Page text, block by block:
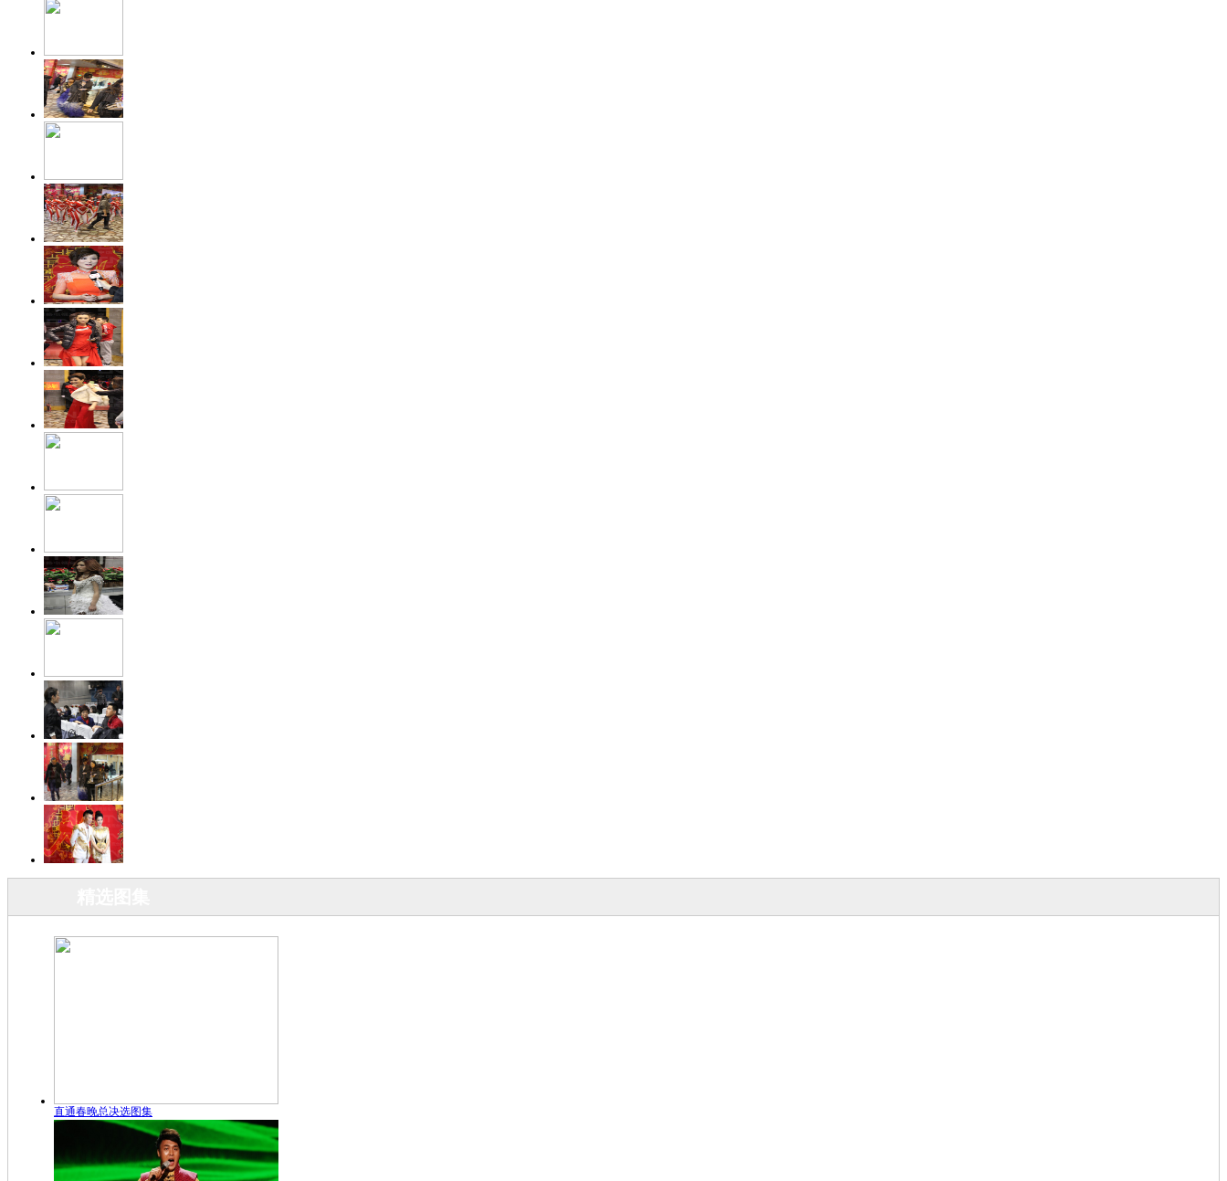
直通春晚总决选图集